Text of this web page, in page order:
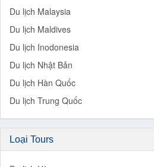
Du lịch Malaysia
Du lịch Maldives
Du lịch Inodonesia
Du lịch Nhật Bản
Du lịch Hàn Quốc
Du lịch Trung Quốc
Loại Tours